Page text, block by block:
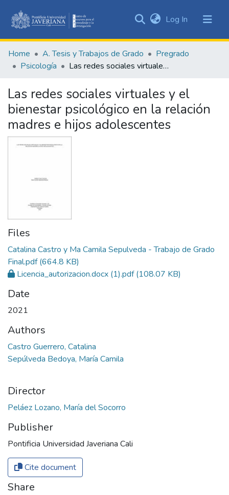
&
Collections
Statistics
Log In (current)
Home A. Tesis y Trabajos de Grado
Pregrado
Psicología
Las redes sociales virtuales y el bienestar psicológico en la relación madres e hijos adolescentes
Las redes sociales virtuales y el
bienestar psicológico en la relación
madres e hijos adolescentes
Files
Catalina Castro y Ma Camila Sepulveda - Trabajo de Grado
Final.pdf(664.8 KB)
Licencia_autorizacion.docx (1).pdf(108.07 KB)
Date
2021
Authors
Castro Guerrero, Catalina
Sepúlveda Bedoya, María Camila
Director
Peláez Lozano, María del Socorro
Publisher
Pontificia Universidad Javeriana Cali
Cite document
Share